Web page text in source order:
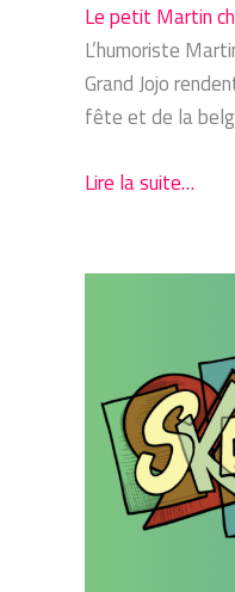
Le petit Martin
L’humoriste
Grand Jojo
fête et de la
Lire la suite…